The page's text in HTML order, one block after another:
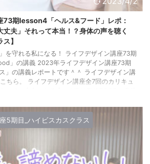
73期lesson4「ヘルス&フード」レポ：
丈夫」それって本当！？身体の声を聴く
】
を守れる私になる！ ライフデザイン講座73期
」の講義 2023年ライフデザイン講座73期
」の講義レポートです＾＾ ライフデザイン講
ちら。 ライフデザイン講座全7回のカリキュ
5期目_ハイビスカスクラス